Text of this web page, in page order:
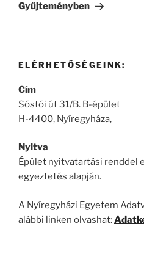
Gyűjteményben
ELÉRHETŐSÉGEINK:
Cím
Sóstói út 31/B. B-épület
H-4400, Nyíregyháza,
Nyitva
Épület nyitvatartási renddel
egyeztetés alapján.
A Nyíregyházi Egyetem
alábbi linken olvashat: